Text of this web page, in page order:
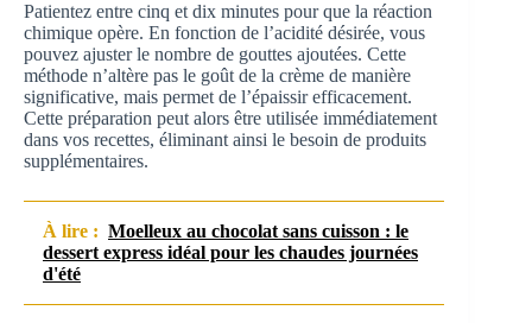
Patientez entre cinq et dix minutes pour que la réaction
chimique opère. En fonction de l’acidité désirée, vous
pouvez ajuster le nombre de gouttes ajoutées. Cette
méthode n’altère pas le goût de la crème de manière
significative, mais permet de l’épaissir efficacement.
Cette préparation peut alors être utilisée immédiatement
dans vos recettes, éliminant ainsi le besoin de produits
supplémentaires.
À lire : Moelleux au chocolat sans cuisson : le
dessert express idéal pour les chaudes journées
d'été